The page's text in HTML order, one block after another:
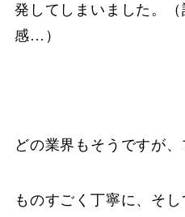
発してしまいました。
感…）
どの業界もそうですが、
ものすごく丁寧に、そ